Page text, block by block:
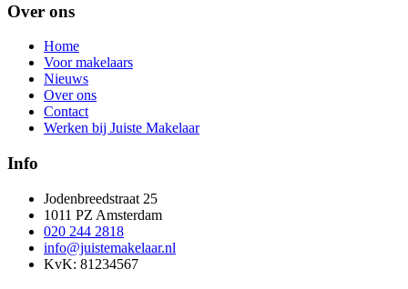
Over ons
Home
Voor makelaars
Nieuws
Over ons
Contact
Werken bij Juiste Makelaar
Info
Jodenbreedstraat 25
1011 PZ Amsterdam
020 244 2818
info@juistemakelaar.nl
KvK: 81234567